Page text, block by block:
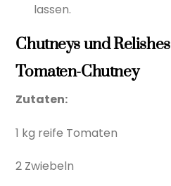
lassen.
Chutneys und Relishes
Tomaten-Chutney
Zutaten:
1 kg reife Tomaten
2 Zwiebeln